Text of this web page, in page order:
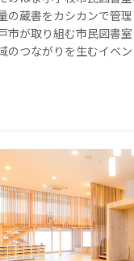
の蔵書をカシカンで管理
市が取り組む市民図書
のつながりを生むイベ